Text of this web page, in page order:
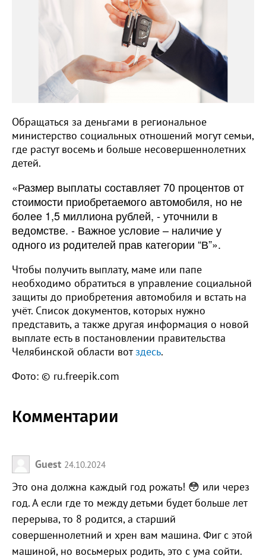
Обращаться за деньгами в региональное
министерство социальных отношений могут семьи,
где растут восемь и больше несовершеннолетних
детей.
«Размер выплаты составляет 70 процентов от
стоимости приобретаемого автомобиля, но не
более 1,5 миллиона рублей, - уточнили в
ведомстве. - Важное условие – наличие у
одного из родителей прав категории “В”».
Чтобы получить выплату, маме или папе
необходимо обратиться в управление социальной
защиты до приобретения автомобиля и встать на
учёт. Список документов, которых нужно
представить, а также другая информация о новой
выплате есть в постановлении правительства
Челябинской области вотздесь.
Фото: © ru.freepik.com
Комментарии
Guest 24.10.2024
Это она должна каждый год рожать! 😳 или через
год. А если где то между детьми будет больше лет
перерыва, то 8 родится, а старший
совершеннолетний и хрен вам машина. Фиг с этой
машиной, но восьмерых родить, это с ума сойти.